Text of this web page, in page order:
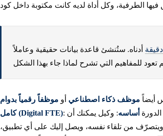
أدناه. ستُنشئ قاعدة بيانات حقيقية وعاملاً
أيضاً موظف ذكاء اصطناعي أو موظفاً رقمياً بدوام
كامل (Digital FTE)
أساسه: وكيل يمكنك أن
ويتصرّف من تلقاء نفسه، ويصل إليك على أي تطبيق،